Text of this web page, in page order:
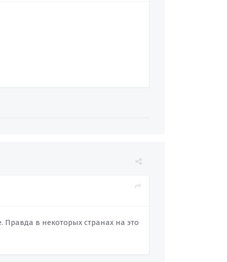
в некоторых странах на это